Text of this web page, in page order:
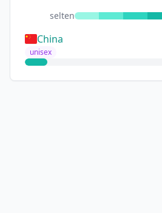
selten
China
unisex